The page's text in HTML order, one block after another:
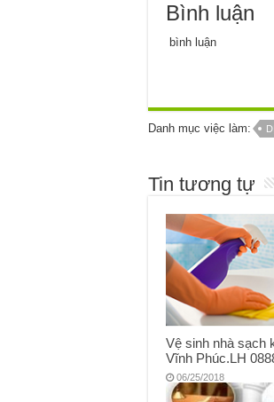
Bình luận
bình luận
Danh mục việc làm:
Tin tương tự
Vệ sinh nhà sạch
Vĩnh Phúc.LH
06/25/2018